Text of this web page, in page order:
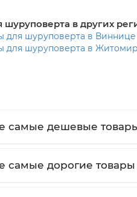
шуруповерта в других
для шуруповерта в Виннице
для шуруповерта в
самые дешевые
самые дорогие